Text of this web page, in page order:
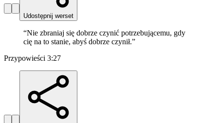
Udostępnij werset
“Nie zbraniaj się dobrze czynić potrzebującemu, gdy
cię na to stanie, abyś dobrze czynił.”
Przypowieści 3:27